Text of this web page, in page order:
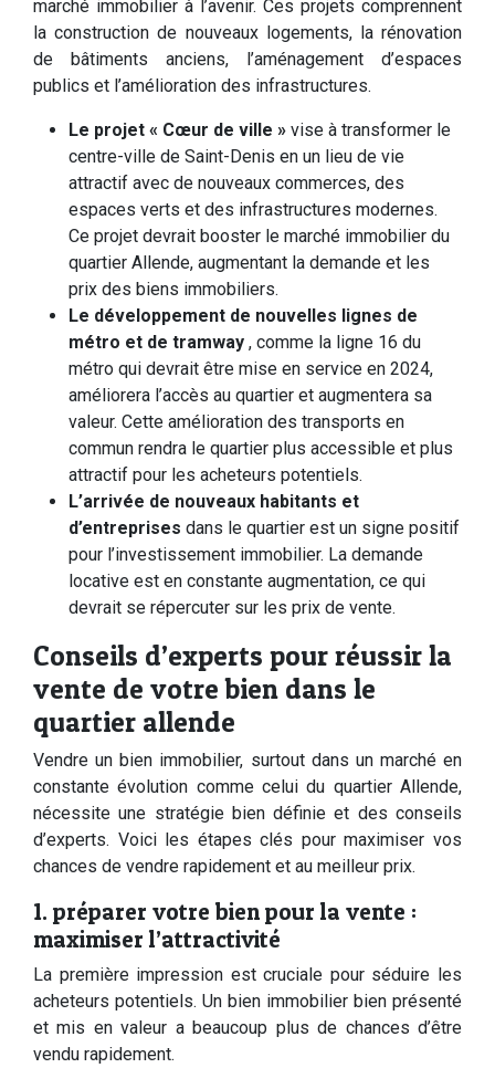
marché immobilier à l’avenir. Ces projets comprennent
la construction de nouveaux logements, la rénovation
de bâtiments anciens, l’aménagement d’espaces
publics et l’amélioration des infrastructures.
Le projet « Cœur de ville » vise à transformer le
centre-ville de Saint-Denis en un lieu de vie
attractif avec de nouveaux commerces, des
espaces verts et des infrastructures modernes.
Ce projet devrait booster le marché immobilier du
quartier Allende, augmentant la demande et les
prix des biens immobiliers.
Le développement de nouvelles lignes de
métro et de tramway , comme la ligne 16 du
métro qui devrait être mise en service en 2024,
améliorera l’accès au quartier et augmentera sa
valeur. Cette amélioration des transports en
commun rendra le quartier plus accessible et plus
attractif pour les acheteurs potentiels.
L’arrivée de nouveaux habitants et
d’entreprises dans le quartier est un signe positif
pour l’investissement immobilier. La demande
locative est en constante augmentation, ce qui
devrait se répercuter sur les prix de vente.
Conseils d’experts pour réussir la
vente de votre bien dans le
quartier allende
Vendre un bien immobilier, surtout dans un marché en
constante évolution comme celui du quartier Allende,
nécessite une stratégie bien définie et des conseils
d’experts. Voici les étapes clés pour maximiser vos
chances de vendre rapidement et au meilleur prix.
1. préparer votre bien pour la vente :
maximiser l’attractivité
La première impression est cruciale pour séduire les
acheteurs potentiels. Un bien immobilier bien présenté
et mis en valeur a beaucoup plus de chances d’être
vendu rapidement.